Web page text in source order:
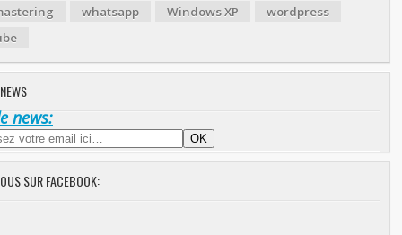
whatsapp Windows XP
wordpress
news:
SUR FACEBOOK: